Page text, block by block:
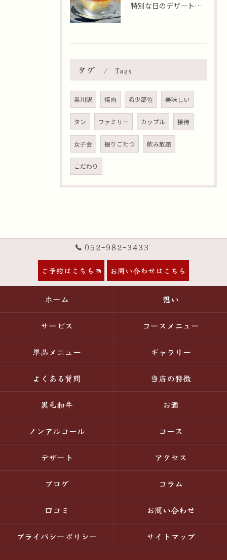
特別な日のデザートはいかがですか🍮✨？本日8月2日はおやつの...
タグ Tags
黒川駅 焼肉 希少部位 美味しい
タン ファミリー カップル 接待
女子会 掘りごたつ 飲み放題
こだわり
052-982-3433
ご予約はこちら お問い合わせはこちら
ホーム 想い
サービス コースメニュー
単品メニュー ギャラリー
よくある質問 当店の特徴
黒毛和牛 お酒
ノンアルコール コース
デザート アクセス
ブログ コラム
口コミ お問い合わせ
プライバシーポリシー サイトマップ